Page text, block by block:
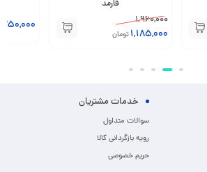
فارمد
1,960,000
1,185,000 تومان
خدمات مشتریان
سوالات متداول
رویه بازگردانی کالا
حریم خصوصی